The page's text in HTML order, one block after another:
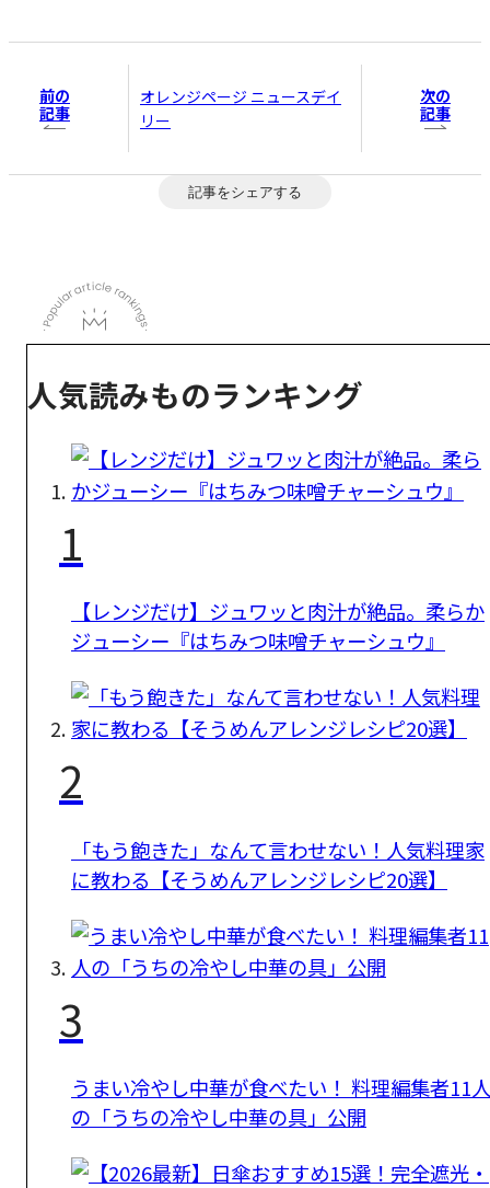
前の
記事
オレンジページ ニュースデイ
リー
次の
記事
記事をシェアする
人気読みものランキング
1
【レンジだけ】ジュワッと肉汁が絶品。柔らか
ジューシー『はちみつ味噌チャーシュウ』
2
「もう飽きた」なんて言わせない！人気料理家
に教わる【そうめんアレンジレシピ20選】
3
うまい冷やし中華が食べたい！ 料理編集者11人
の「うちの冷やし中華の具」公開